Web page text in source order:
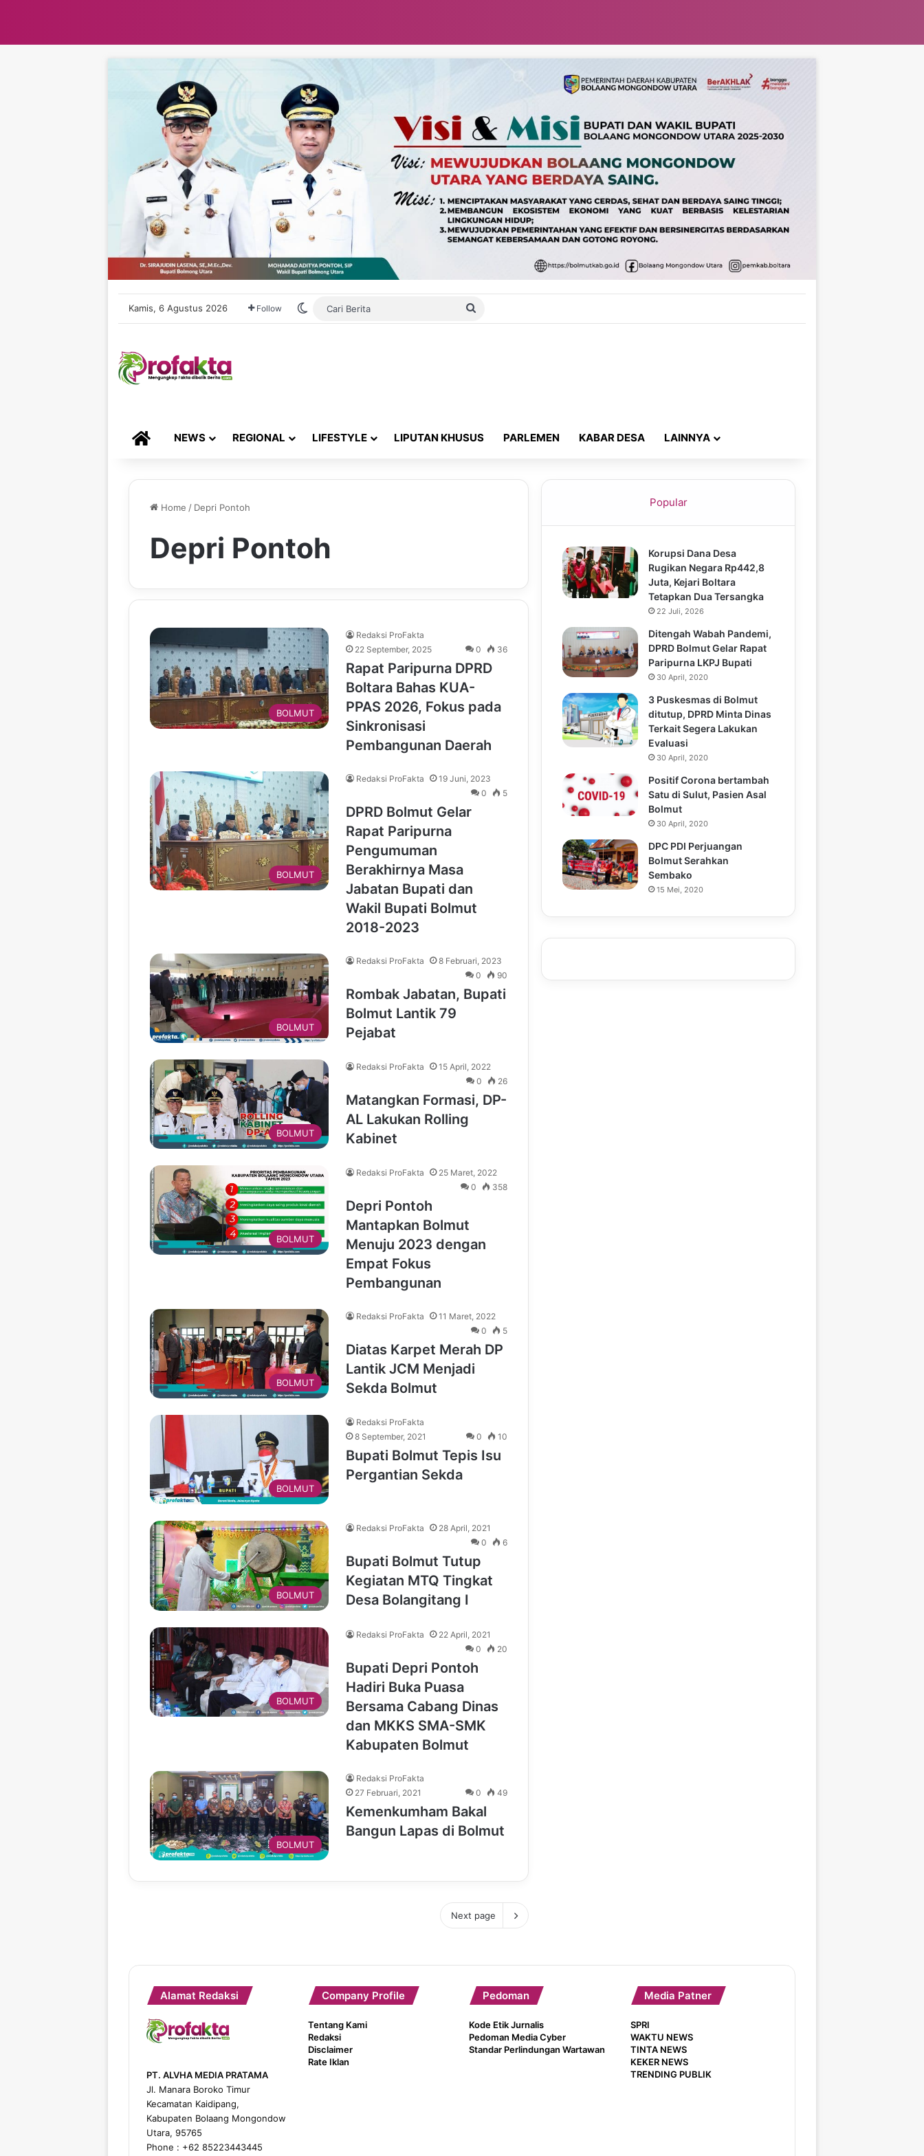
Kamis, 6 Agustus 2026 Follow Switch skin
HOMENEWS REGIONAL LIFESTYLE LIPUTAN KHUSUS PARLEMEN KABAR DESA LAINNYA
Home / Depri Pontoh
Depri Pontoh
BOLMUT
Redaksi ProFakta
22 September, 2025
0 36
Rapat Paripurna DPRD
Boltara Bahas KUA-
PPAS 2026, Fokus pada
Sinkronisasi
Pembangunan Daerah
BOLMUT
Redaksi ProFakta
19 Juni, 2023
0
5
DPRD Bolmut Gelar
Rapat Paripurna
Pengumuman
Berakhirnya Masa
Jabatan Bupati dan
Wakil Bupati Bolmut
2018-2023
BOLMUT
Redaksi ProFakta
8 Februari, 2023
0
90
Rombak Jabatan, Bupati
Bolmut Lantik 79
Pejabat
BOLMUT
Redaksi ProFakta
15 April, 2022
0
26
Matangkan Formasi, DP-
AL Lakukan Rolling
Kabinet
BOLMUT
Redaksi ProFakta
25 Maret, 2022
0
358
Depri Pontoh
Mantapkan Bolmut
Menuju 2023 dengan
Empat Fokus
Pembangunan
BOLMUT
Redaksi ProFakta
11 Maret, 2022
0
5
Diatas Karpet Merah DP
Lantik JCM Menjadi
Sekda Bolmut
BOLMUT
Redaksi ProFakta
8 September, 2021
0 10
Bupati Bolmut Tepis Isu
Pergantian Sekda
BOLMUT
Redaksi ProFakta
28 April, 2021
0
6
Bupati Bolmut Tutup
Kegiatan MTQ Tingkat
Desa Bolangitang I
BOLMUT
Redaksi ProFakta
22 April, 2021
0
20
Bupati Depri Pontoh
Hadiri Buka Puasa
Bersama Cabang Dinas
dan MKKS SMA-SMK
Kabupaten Bolmut
BOLMUT
Redaksi ProFakta
27 Februari, 2021
0 49
Kemenkumham Bakal
Bangun Lapas di Bolmut
Next page
Popular
Korupsi Dana Desa
Rugikan Negara Rp442,8
Juta, Kejari Boltara
Tetapkan Dua Tersangka
22 Juli, 2026
Ditengah Wabah Pandemi,
DPRD Bolmut Gelar Rapat
Paripurna LKPJ Bupati
30 April, 2020
3 Puskesmas di Bolmut
ditutup, DPRD Minta Dinas
Terkait Segera Lakukan
Evaluasi
30 April, 2020
Positif Corona bertambah
Satu di Sulut, Pasien Asal
Bolmut
30 April, 2020
DPC PDI Perjuangan
Bolmut Serahkan
Sembako
15 Mei, 2020
Alamat Redaksi
PT. ALVHA MEDIA PRATAMA
Jl. Manara Boroko Timur
Kecamatan Kaidipang,
Kabupaten Bolaang Mongondow
Utara, 95765
Phone : +62 85223443445
Company Profile
Tentang Kami
Redaksi
Disclaimer
Rate Iklan
Pedoman
Kode Etik Jurnalis
Pedoman Media Cyber
Standar Perlindungan Wartawan
Media Patner
SPRI
WAKTU NEWS
TINTA NEWS
KEKER NEWS
TRENDING PUBLIK